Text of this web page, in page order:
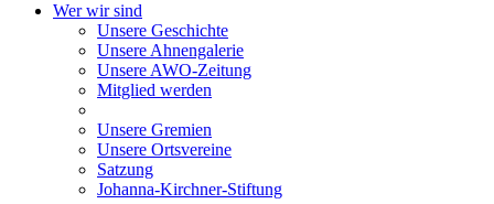
Wer wir sind
Unsere Geschichte
Unsere Ahnengalerie
Unsere AWO-Zeitung
Mitglied werden
Unsere Gremien
Unsere Ortsvereine
Satzung
Johanna-Kirchner-Stiftung